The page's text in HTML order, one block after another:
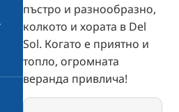
пъстро и разнообразно,
колкото и хората в Del
Sol. Когато е приятно и
топло, огромната
веранда привлича!